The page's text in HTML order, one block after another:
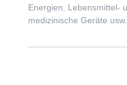
Energien, Lebensmittel-
medizinische Geräte usw.